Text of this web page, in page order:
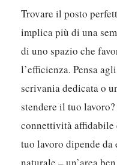
Trovare il posto
implica più di una
di uno spazio che
l’efficienza. Pensa
scrivania dedicata o
stendere il tuo
connettività affidabile
tuo lavoro dipende da